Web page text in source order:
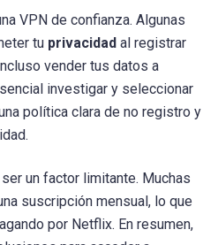
VPN de confianza. Algunas
tu privacidad al registrar
vender tus datos a
investigar y seleccionar
política clara de no registro y
un factor limitante. Muchas
suscripción mensual, lo que
por Netflix. En resumen,